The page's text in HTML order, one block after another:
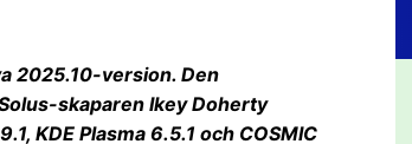
2025.10-version. Den
skaparen Ikey Doherty
KDE Plasma 6.5.1 och COSMIC